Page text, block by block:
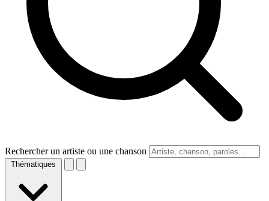
Rechercher un artiste ou une chanson
Thématiques